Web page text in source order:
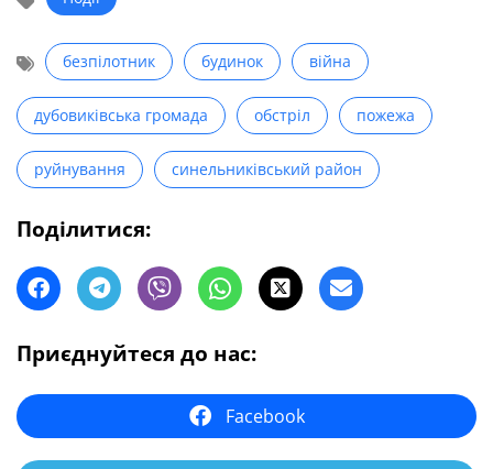
безпілотник будинок війна
дубовиківська громада обстріл пожежа
руйнування синельниківський район
Поділитися:
Приєднуйтеся до нас:
Facebook